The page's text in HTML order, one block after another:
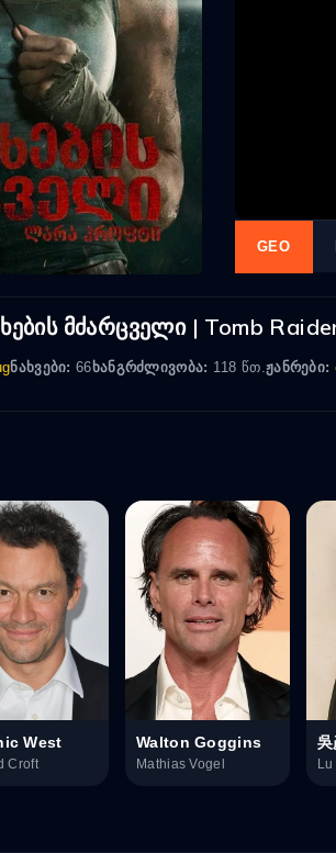
GEO
მძარცველი | Tomb
ნახვები: 66ხანგრძლივობა: 118 წთ.ჟანრები:
West
Croft
Walton Goggins
Mathias Vogel
吳